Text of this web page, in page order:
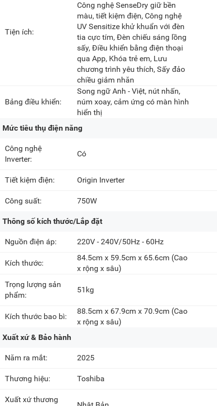
Tiện ích:
Công nghệ SenseDry giữ bền
màu, tiết kiệm điện, Công nghệ
UV Sensitize khử khuẩn với đèn
tia cực tím, Đèn chiếu sáng lồng
sấy, Điều khiển bằng điện thoại
qua App, Khóa trẻ em, Lưu
chương trình yêu thích, Sấy đảo
chiều giảm nhăn
Bảng điều khiển:
Song ngữ Anh - Việt, nút nhấn,
núm xoay, cảm ứng có màn hình
hiển thị
Mức tiêu thụ điện năng
Công nghệ
Inverter:
Có
Tiết kiệm điện: Origin Inverter
Công suất: 750W
Thông số kích thước/Lắp đặt
Nguồn điện áp: 220V - 240V/50Hz - 60Hz
Kích thước:
84.5cm x 59.5cm x 65.6cm (Cao
x rộng x sâu)
Trọng lượng sản
phẩm:
51kg
Kích thước bao bì:
88.5cm x 67.9cm x 70.9cm (Cao
x rộng x sâu)
Xuất xứ & Bảo hành
Năm ra mắt: 2025
Thương hiệu: Toshiba
Xuất xứ thương